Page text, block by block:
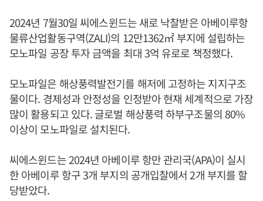
2024년 7월30일 씨에스윈드는 새로 낙찰받은 아베이루항
물류산업활동구역(ZALI)의 12만1362㎡ 부지에 설립하는
모노파일 공장 투자 금액을 최대 3억 유로로 책정했다.
모노파일은 해상풍력발전기를 해저에 고정하는 지지구조
물이다. 경제성과 안정성을 인정받아 현재 세계적으로 가장
많이 활용되고 있다. 글로벌 해상풍력 하부구조물의 80%
이상이 모노파일로 설치된다.
씨에스윈드는 2024년 아베이루 항만 관리국(APA)이 실시
한 아베이루 항구 3개 부지의 공개입찰에서 2개 부지를 할
당받았다.